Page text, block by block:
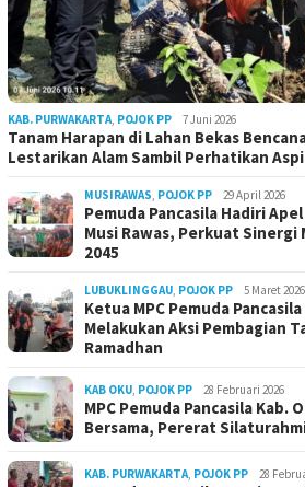
KAB. PURWAKARTA, POJOK PP 7 Juni 2026
Tanam Harapan di Lahan Bekas
Lestarikan Alam Sambil Perhatikan
MUSIRAWAS, POJOK PP 29 April 2026
Pemuda Pancasila Hadiri
Musi Rawas, Perkuat Sinergi
2045
LUBUKLINGGAU, POJOK PP 5 Maret 2026
Ketua MPC Pemuda
Melakukan Aksi Pembagian
Ramadhan
KAB OKU, POJOK PP 28 Februari 2026
MPC Pemuda Pancasila Kab.
Bersama, Pererat
KAB. PURWAKARTA, POJOK PP 28